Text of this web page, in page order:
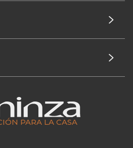
PARA LA CASA